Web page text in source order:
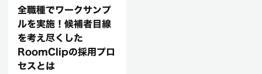
全職種でワークサンプ
ルを実施！候補者目線
を考え尽くした
RoomClipの採用プロ
セスとは